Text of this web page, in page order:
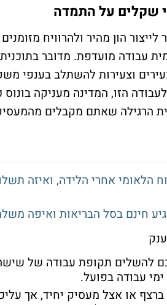
שקלים על התמדה
לייצור הון מהיר ולהרוויח
עבודה מועדפת. מדובר
וצעירות להשתלב בענפי
הזו, המדינה מעניקה
הרגילה שאתם מקבלים
הלאומי אחרי הלידה, ואיזה
להשלים תקופת עבודה של
עבודה בפועל.
ברצף או אצל מעסיק יחיד, אך